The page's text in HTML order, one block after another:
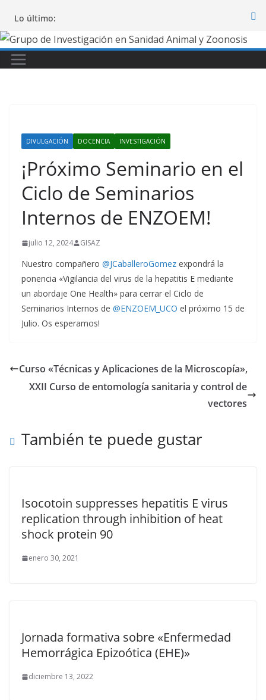
contenido
Lo último:
DIVULGACIÓN DOCENCIA INVESTIGACIÓN
¡Próximo Seminario en el
Ciclo de Seminarios
Internos de ENZOEM!
julio 12, 2024 GISAZ
Nuestro compañero @JCaballeroGomez expondrá la
ponencia «Vigilancia del virus de la hepatitis E mediante
un abordaje One Health» para cerrar el Ciclo de
Seminarios Internos de @ENZOEM_UCO el próximo 15 de
Julio. Os esperamos!
Curso «Técnicas y Aplicaciones de la Microscopía»,
XXII Curso de entomología sanitaria y control de
vectores
También te puede gustar
Isocotoin suppresses hepatitis E virus
replication through inhibition of heat
shock protein 90
enero 30, 2021
Jornada formativa sobre «Enfermedad
Hemorrágica Epizoótica (EHE)»
diciembre 13, 2022